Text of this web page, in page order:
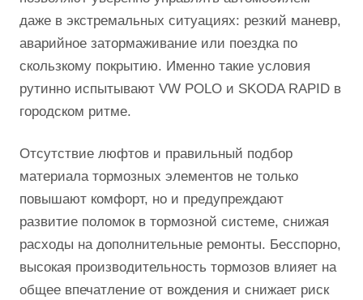
даже в экстремальных ситуациях: резкий маневр,
аварийное затормаживание или поездка по
скользкому покрытию. Именно такие условия
рутинно испытывают VW POLO и SKODA RAPID в
городском ритме.
Отсутствие люфтов и правильный подбор
материала тормозных элементов не только
повышают комфорт, но и предупреждают
развитие поломок в тормозной системе, снижая
расходы на дополнительные ремонты. Бесспорно,
высокая производительность тормозов влияет на
общее впечатление от вождения и снижает риск